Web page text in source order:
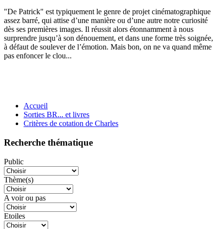
"De Patrick" est typiquement le genre de projet cinématographique
assez barré, qui attise d’une manière ou d’une autre notre curiosité
dès ses premières images. Il réussit alors étonnamment à nous
surprendre jusqu’à son dénouement, et dans une forme très soignée,
à défaut de soulever de l’émotion. Mais bon, on ne va quand même
pas enfoncer le clou...
Accueil
Sorties BR... et livres
Critères de cotation de Charles
Recherche thématique
Public
Thème(s)
A voir ou pas
Etoiles